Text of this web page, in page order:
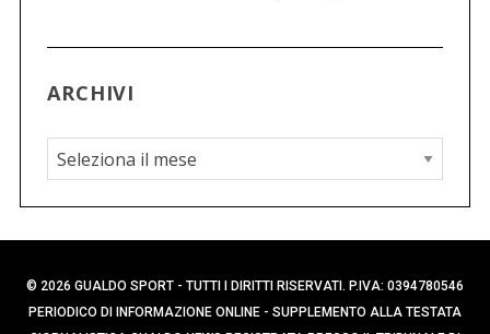
ARCHIVI
A
r
c
h
i
v
© 2026 GUALDO SPORT - TUTTI I DIRITTI RISERVATI. P.IVA: 0394780546
PERIODICO DI INFORMAZIONE ONLINE - SUPPLEMENTO ALLA TESTATA